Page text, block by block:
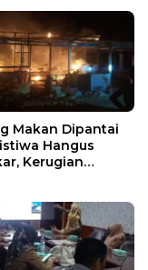
Makan Dipantai
Hangus
Kerugian